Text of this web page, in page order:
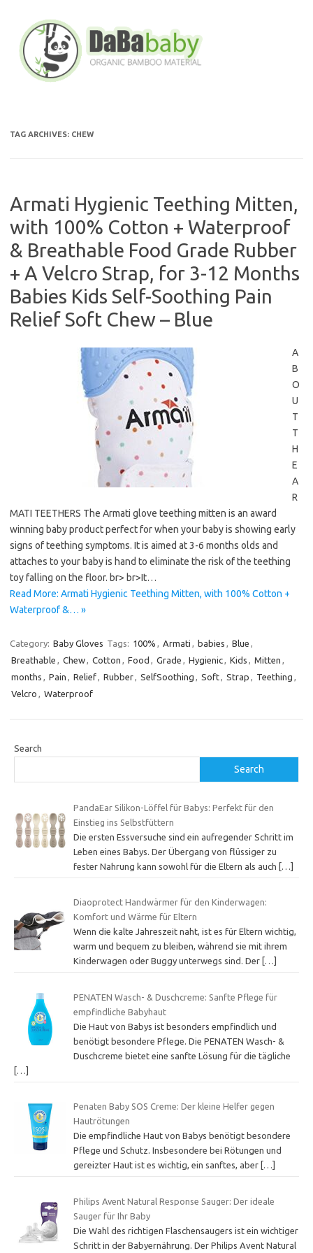
content
TAG ARCHIVES: CHEW
Armati Hygienic Teething Mitten,
with 100% Cotton + Waterproof
& Breathable Food Grade Rubber
+ A Velcro Strap, for 3-12 Months
Babies Kids Self-Soothing Pain
Relief Soft Chew – Blue
A
B
O
U
T
T
H
E
A
R
MATI TEETHERS The Armati glove teething mitten is an award
winning baby product perfect for when your baby is showing early
signs of teething symptoms. It is aimed at 3-6 months olds and
attaches to your baby is hand to eliminate the risk of the teething
toy falling on the floor. br> br>It…
Read More: Armati Hygienic Teething Mitten, with 100% Cotton +
Waterproof &… »
Category: Baby Gloves Tags: 100% , Armati , babies , Blue ,
Breathable , Chew, Cotton , Food , Grade , Hygienic, Kids , Mitten ,
months , Pain , Relief, Rubber, SelfSoothing , Soft, Strap , Teething ,
Velcro , Waterproof
Search
Search
PandaEar Silikon-Löffel für Babys: Perfekt für den
Einstieg ins Selbstfüttern
Die ersten Essversuche sind ein aufregender Schritt im
Leben eines Babys. Der Übergang von flüssiger zu
fester Nahrung kann sowohl für die Eltern als auch
[…]
Diaoprotect Handwärmer für den Kinderwagen:
Komfort und Wärme für Eltern
Wenn die kalte Jahreszeit naht, ist es für Eltern wichtig,
warm und bequem zu bleiben, während sie mit ihrem
Kinderwagen oder Buggy unterwegs sind. Der […]
PENATEN Wasch- & Duschcreme: Sanfte Pflege für
empfindliche Babyhaut
Die Haut von Babys ist besonders empfindlich und
benötigt besondere Pflege. Die PENATEN Wasch- &
Duschcreme bietet eine sanfte Lösung für die tägliche
[…]
Penaten Baby SOS Creme: Der kleine Helfer gegen
Hautrötungen
Die empfindliche Haut von Babys benötigt besondere
Pflege und Schutz. Insbesondere bei Rötungen und
gereizter Haut ist es wichtig, ein sanftes, aber […]
Philips Avent Natural Response Sauger: Der ideale
Sauger für Ihr Baby
Die Wahl des richtigen Flaschensaugers ist ein wichtiger
Schritt in der Babyernährung. Der Philips Avent Natural